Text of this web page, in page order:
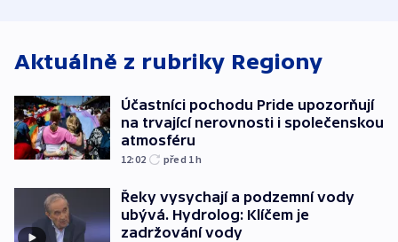
Aktuálně z rubriky Regiony
Účastníci pochodu Pride upozorňují
na trvající nerovnosti i společenskou
atmosféru
12:02 před 1h
Řeky vysychají a podzemní vody
ubývá. Hydrolog: Klíčem je
zadržování vody